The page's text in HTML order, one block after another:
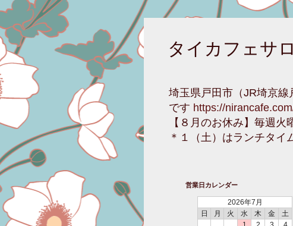
タイカフェサ
埼玉県戸田市（JR埼京
です https://
【８月のお休み】毎週火
＊１（土）はランチタイ
営業日カレンダー
2026年7月
日
月 火 水 木 金
土